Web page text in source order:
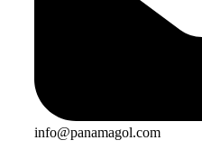
info@panamagol.com